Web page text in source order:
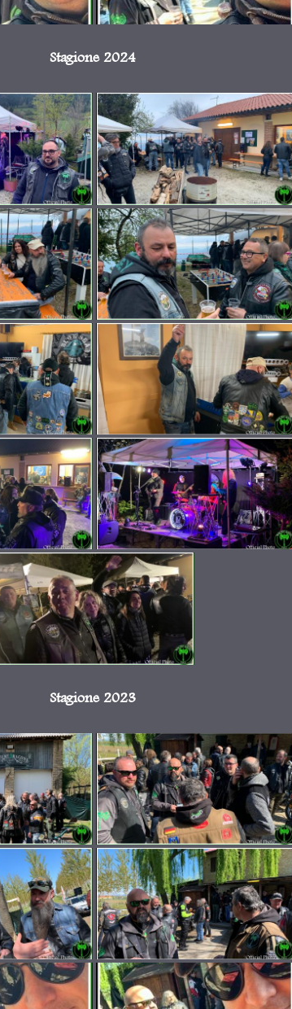
Stagione 2024
Stagione 2023